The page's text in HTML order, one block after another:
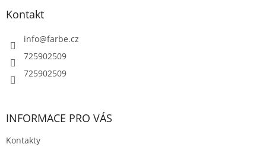
Kontakt
info@farbe.cz
725902509
725902509
INFORMACE PRO VÁS
Kontakty